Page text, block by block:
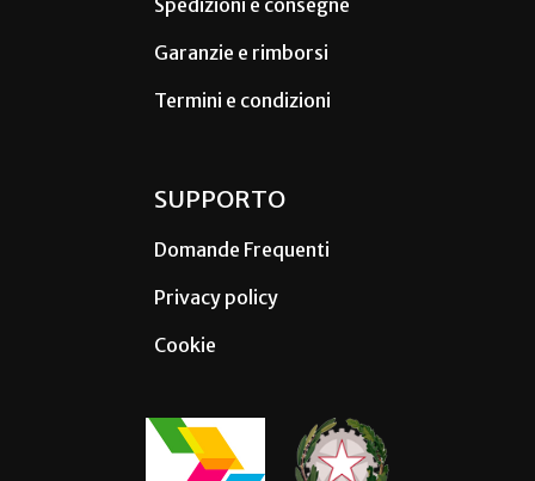
Spedizioni e consegne
Garanzie e rimborsi
Termini e condizioni
SUPPORTO
Domande Frequenti
Privacy policy
Cookie